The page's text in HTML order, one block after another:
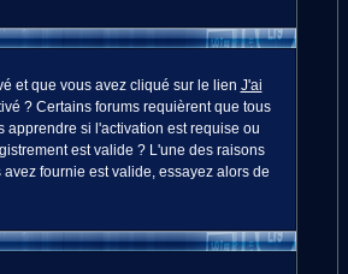
et que vous avez cliqué sur le lien J'ai
? Certains forums requièrent que tous
apprendre si l'activation est requise ou
est valide ? L'une des raisons
fournie est valide, essayez alors de